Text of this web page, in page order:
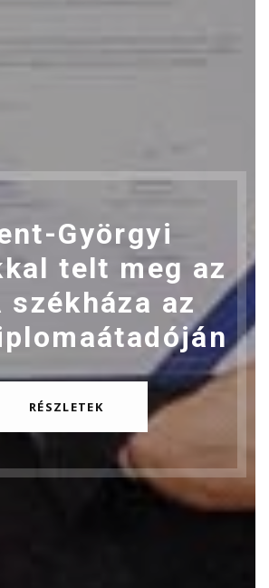
Györgyi
telt meg az
székháza az
RÉSZLETEK